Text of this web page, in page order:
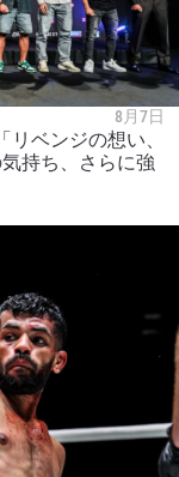
8月7日
リベンジの想い、
持ち、さらに強